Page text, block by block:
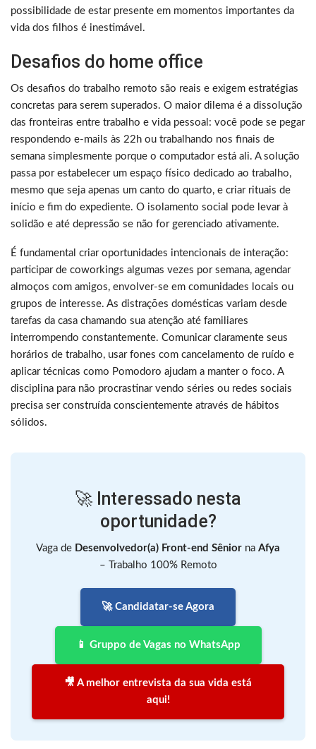
possibilidade de estar presente em momentos importantes da
vida dos filhos é inestimável.
Desafios do home office
Os desafios do trabalho remoto são reais e exigem estratégias
concretas para serem superados. O maior dilema é a dissolução
das fronteiras entre trabalho e vida pessoal: você pode se pegar
respondendo e-mails às 22h ou trabalhando nos finais de
semana simplesmente porque o computador está ali. A solução
passa por estabelecer um espaço físico dedicado ao trabalho,
mesmo que seja apenas um canto do quarto, e criar rituais de
início e fim do expediente. O isolamento social pode levar à
solidão e até depressão se não for gerenciado ativamente.
É fundamental criar oportunidades intencionais de interação:
participar de coworkings algumas vezes por semana, agendar
almoços com amigos, envolver-se em comunidades locais ou
grupos de interesse. As distrações domésticas variam desde
tarefas da casa chamando sua atenção até familiares
interrompendo constantemente. Comunicar claramente seus
horários de trabalho, usar fones com cancelamento de ruído e
aplicar técnicas como Pomodoro ajudam a manter o foco. A
disciplina para não procrastinar vendo séries ou redes sociais
precisa ser construída conscientemente através de hábitos
sólidos.
🚀 Interessado nesta
oportunidade?
Vaga de Desenvolvedor(a) Front-end Sênior na Afya
– Trabalho 100% Remoto
🚀 Candidatar-se Agora
📱 Gruppo de Vagas no WhatsApp
🎥 A melhor entrevista da sua vida está
aqui!